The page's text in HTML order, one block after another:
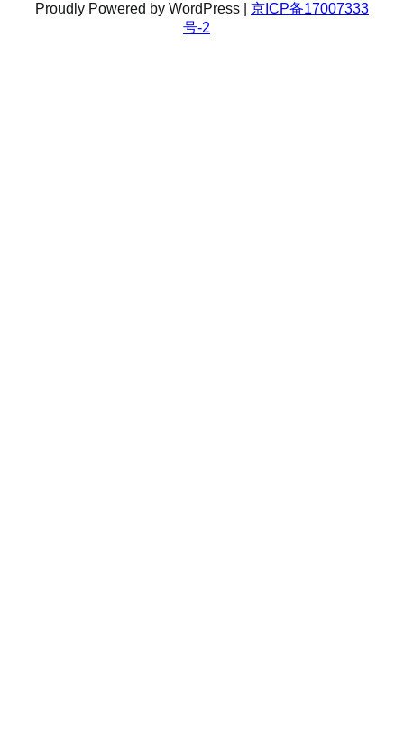
Proudly Powered by WordPress | 京ICP备17007333
号-2